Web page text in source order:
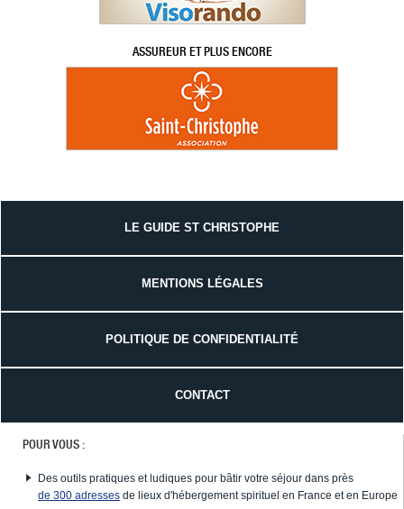
ASSUREUR ET PLUS ENCORE
LE GUIDE ST CHRISTOPHE
MENTIONS LÉGALES
POLITIQUE DE CONFIDENTIALITÉ
CONTACT
POUR VOUS :
Des outils pratiques et ludiques pour bâtir votre séjour dans près
de 300 adresses de lieux d'hébergement spirituel en France et en Europe